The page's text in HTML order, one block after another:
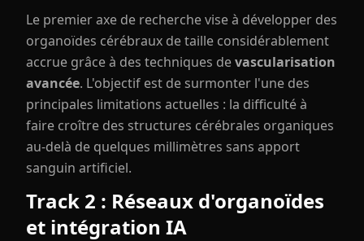
Le premier axe de recherche vise à développer des
organoïdes cérébraux de taille considérablement
accrue grâce à des techniques devascularisation
avancée. L'objectif est de surmonter l'une des
principales limitations actuelles : la difficulté à
faire croître des structures cérébrales organiques
au-delà de quelques millimètres sans apport
sanguin artificiel.
Track 2 : Réseaux d'organoïdes
et intégration IA